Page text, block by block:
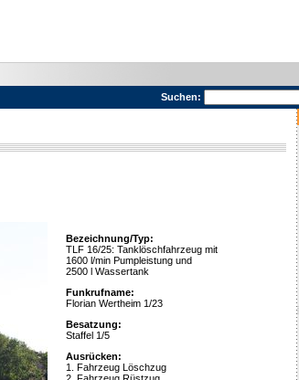
Suchen:
Bezeichnung/Typ:
TLF 16/25: Tanklöschfahrzeug mit
1600 l/min Pumpleistung und
2500 l Wassertank
Funkrufname:
Florian Wertheim 1/23
Besatzung:
Staffel 1/5
Ausrücken:
1. Fahrzeug Löschzug